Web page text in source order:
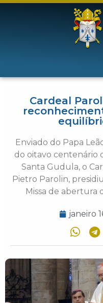
Cardeal
Enviado do Papa
do oitavo centenário
Santa Gudula, o
Pietro Parolin,
Missa de abertura
janeiro